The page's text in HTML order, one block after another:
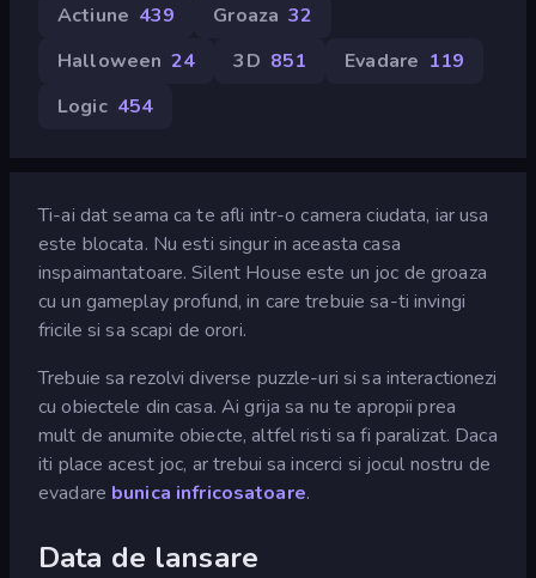
Actiune 439 Groaza 32
Halloween 24 3D 851 Evadare 119
Logic 454
Ti-ai dat seama ca te afli intr-o camera ciudata, iar usa
este blocata. Nu esti singur in aceasta casa
inspaimantatoare. Silent House este un joc de groaza
cu un gameplay profund, in care trebuie sa-ti invingi
fricile si sa scapi de orori.
Trebuie sa rezolvi diverse puzzle-uri si sa interactionezi
cu obiectele din casa. Ai grija sa nu te apropii prea
mult de anumite obiecte, altfel risti sa fi paralizat. Daca
iti place acest joc, ar trebui sa incerci si jocul nostru de
evadare bunica infricosatoare.
Data de lansare